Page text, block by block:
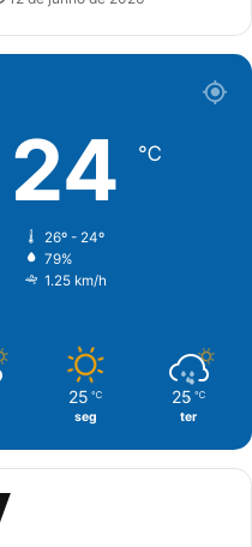
24 ℃
26º - 24º
79%
1.25 km/h
25 ℃
seg
25 ℃
ter